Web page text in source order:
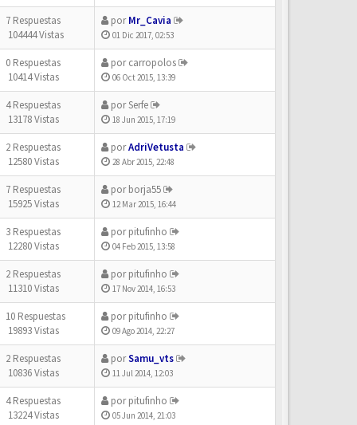
7 Respuestas
104444 Vistas
porMr_Cavia
01 Dic 2017, 02:53
0 Respuestas
10414 Vistas
porcarropolos
06 Oct 2015, 13:39
4 Respuestas
13178 Vistas
porSerfe
18 Jun 2015, 17:19
2 Respuestas
12580 Vistas
porAdriVetusta
28 Abr 2015, 22:48
7 Respuestas
15925 Vistas
porborja55
12 Mar 2015, 16:44
3 Respuestas
12280 Vistas
porpitufinho
04 Feb 2015, 13:58
2 Respuestas
11310 Vistas
porpitufinho
17 Nov 2014, 16:53
10 Respuestas
19893 Vistas
porpitufinho
09 Ago 2014, 22:27
2 Respuestas
10836 Vistas
porSamu_vts
11 Jul 2014, 12:03
4 Respuestas
13224 Vistas
porpitufinho
05 Jun 2014, 21:03